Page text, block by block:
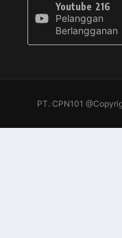
Youtube 216
Pelanggan
Berlangganan
PT. CPN101